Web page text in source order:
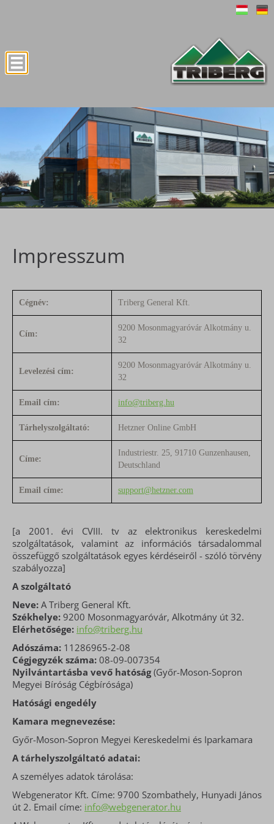
Impresszum
Cégnév: Triberg General Kft.
Cím:
9200 Mosonmagyaróvár Alkotmány u.
32
Levelezési cím:
9200 Mosonmagyaróvár Alkotmány u.
32
Email cím: info@triberg.hu
Tárhelyszolgáltató: Hetzner Online GmbH
Címe:
Industriestr. 25, 91710 Gunzenhausen,
Deutschland
Email címe: support@hetzner.com
[a 2001. évi CVIII. tv az elektronikus kereskedelmi
szolgáltatások, valamint az információs társadalommal
összefüggő szolgáltatások egyes kérdéseiről - szóló törvény
szabályozza]
A szolgáltató
Neve: A Triberg General Kft.
Székhelye: 9200 Mosonmagyaróvár, Alkotmány út 32.
Elérhetősége: info@triberg.hu
Adószáma: 11286965-2-08
Cégjegyzék száma: 08-09-007354
Nyilvántartásba vevő hatóság(Győr-Moson-Sopron
Megyei Bíróság Cégbírósága)
Hatósági engedély
Kamara megnevezése:
Győr-Moson-Sopron Megyei Kereskedelmi és Iparkamara
A tárhelyszolgáltató adatai:
A személyes adatok tárolása:
Webgenerator Kft. Címe: 9700 Szombathely, Hunyadi János
út 2. Email címe: info@webgenerator.hu